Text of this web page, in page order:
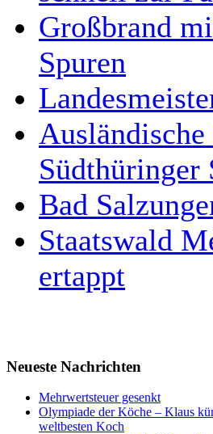
Großbrand
Spuren
Südthüringer
Bad
Staatswald
ertappt
Neueste Nachrichten
Mehrwertsteuer gesenkt
Olympiade der Köche – Klaus
weltbesten Koch